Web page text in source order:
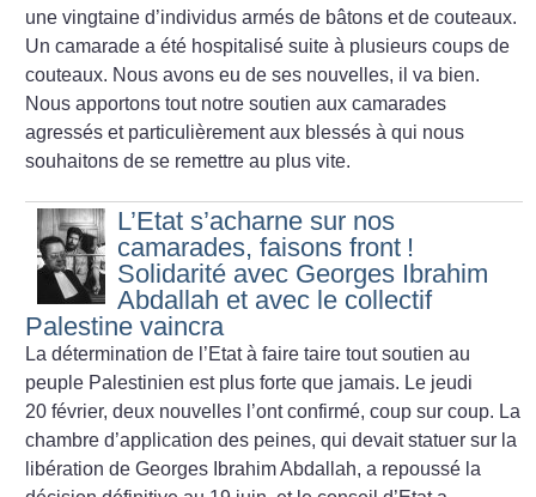
une vingtaine d’individus armés de bâtons et de couteaux.
Un camarade a été hospitalisé suite à plusieurs coups de
couteaux. Nous avons eu de ses nouvelles, il va bien.
Nous apportons tout notre soutien aux camarades
agressés et particulièrement aux blessés à qui nous
souhaitons de se remettre au plus vite.
L’Etat s’acharne sur nos
camarades, faisons front !
Solidarité avec Georges Ibrahim
Abdallah et avec le collectif
Palestine vaincra
La détermination de l’Etat à faire taire tout soutien au
peuple Palestinien est plus forte que jamais. Le jeudi
20 février, deux nouvelles l’ont confirmé, coup sur coup. La
chambre d’application des peines, qui devait statuer sur la
libération de Georges Ibrahim Abdallah, a repoussé la